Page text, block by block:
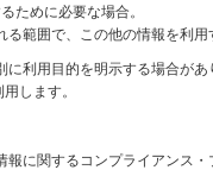
ために必要な場合。
範囲で、この他の情報を利用
利用目的を明示する場合が
します。
報に関するコンプライアンス